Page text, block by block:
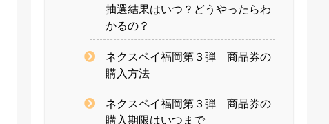
抽選結果はいつ？どうやったらわ
かるの？
ネクスペイ福岡第３弾 商品券の
購入方法
ネクスペイ福岡第３弾 商品券の
購入期限はいつまで